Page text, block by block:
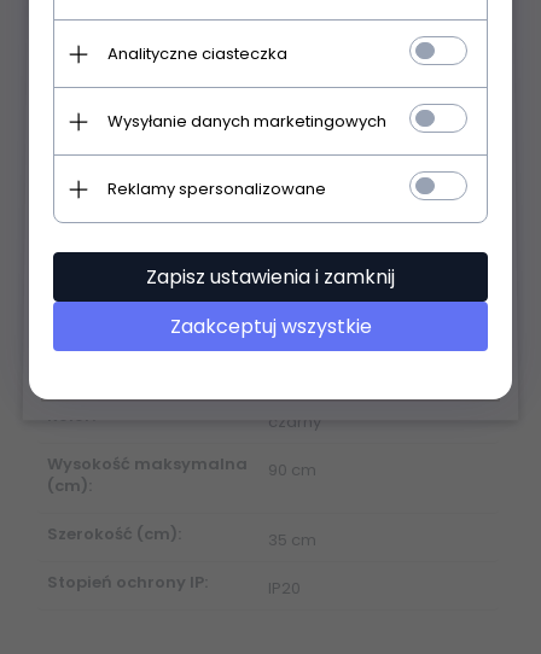
30895
Gwarancja::
24
SIGMA
Producent:
Sigma
Ilość źródeł światła:
Rodzaj żarówki:
E27
Maksymalna moc źródła 60W
Kolor:
czarny
Wysokość maksymalna
(cm):
90 cm
Szerokość (cm):
35 cm
Stopień ochrony IP:
IP20
Analityczne ciasteczka
Wysyłanie danych marketingowych
Reklamy spersonalizowane
Zapisz ustawienia i zamknij
Zaakceptuj wszystkie